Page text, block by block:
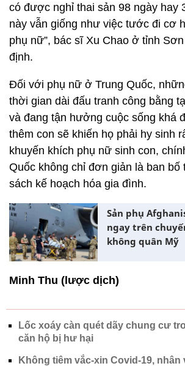
có được nghỉ thai sản 98 ngày hay
này vẫn giống như việc tước đi cơ
phụ nữ”, bác sĩ Xu Chao ở tỉnh
định.
Đối với phụ nữ ở Trung Quốc,
thời gian dài đấu tranh công bằng
và đang tận hưởng cuộc sống khá
thêm con sẽ khiến họ phải hy sinh
khuyến khích phụ nữ sinh con,
Quốc không chỉ đơn giản là ban bố
sách kế hoạch hóa gia đình.
Sản phụ
ngay trên
không quân Mỹ
Minh Thu (lược dịch)
Lốc xoáy càn quét dãy chung cư
căn hộ bị hư hại
Không tiêm vắc-xin Covid-19, nhân